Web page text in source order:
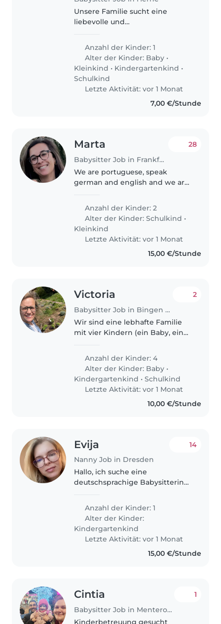
Unsere Familie sucht eine
liebevolle und
Babysitterin oder Tagesmutter,
die sich um unser lebhaftes und
neugieriges Kind kümmern
kann. Wir benötigen jemanden,..
Anzahl der Kinder: 1
Alter der Kinder: Baby •
Kleinkind • Kindergartenkind •
Schulkind
Letzte Aktivität: vor 1 Monat
7,00 €/Stunde
Marta
Babysitter Job in Frankfurt am Main
28
We are portuguese, speak
german and english and we are
us with our 3 and 7 years old
children. We need support every
week day around 3 hours per
day..
Anzahl der Kinder: 2
Alter der Kinder:Schulkind •
Kleinkind
Letzte Aktivität: vor 1 Monat
15,00 €/Stunde
Victoria
Babysitter Job in Bingen am Rhein
2
Wir sind eine lebhafte Familie
mit vier Kindern (ein Baby, ein
einer zuverlässigen Babysitterin
sucht, die sich um unsere
neugierigen,..
Anzahl der Kinder: 4
Alter der Kinder: Baby •
Kindergartenkind •Schulkind
Letzte Aktivität: vor 1 Monat
10,00 €/Stunde
Evija
Nanny Job in Dresden
14
Hallo, ich suche eine
deutschsprachige Babysitterin
Babysitter, die/der einmal pro
Woche für etwa 2 Stunden Zeit
hat, um mit meiner 5-jährigen
Tochter..
Anzahl der Kinder: 1
Alter der Kinder:
Kindergartenkind
Letzte Aktivität: vor 1 Monat
15,00 €/Stunde
Cintia
Babysitter Job in Menteroda
1
Kinderbetreuung gesucht